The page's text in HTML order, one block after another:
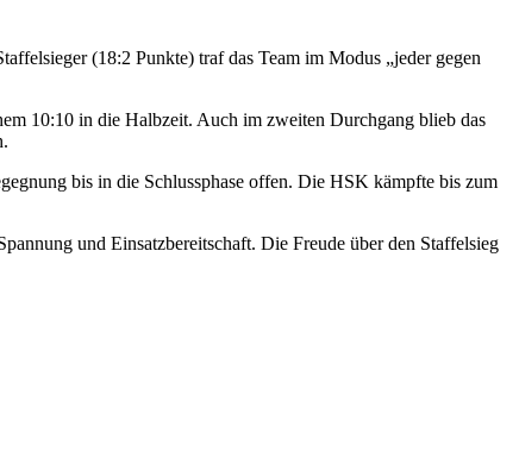
(18:2 Punkte) traf das Team im Modus „jeder gegen
10:10 in die Halbzeit. Auch im zweiten Durchgang blieb das
bis in die Schlussphase offen. Die HSK kämpfte bis zum
und Einsatzbereitschaft. Die Freude über den Staffelsieg